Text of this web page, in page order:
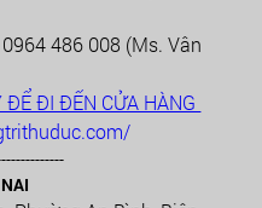
486 008 (Ms. Vân
ĐỂ ĐI ĐẾN CỬA HÀNG